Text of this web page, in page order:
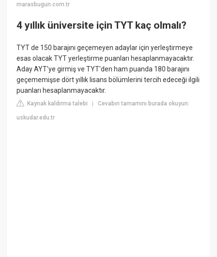
marasbugun.com.tr
4 yıllık üniversite için TYT kaç olmalı?
TYT de 150 barajını geçemeyen adaylar için yerleştirmeye
esas olacak TYT yerleştirme puanları hesaplanmayacaktır.
Aday AYT'ye girmiş ve TYT'den ham puanda 180 barajını
geçememişse dört yıllık lisans bölümlerini tercih edeceği ilgili
puanları hesaplanmayacaktır.
Kaynak kaldırma talebi |Cevabın tamamını burada okuyun:
uskudar.edu.tr